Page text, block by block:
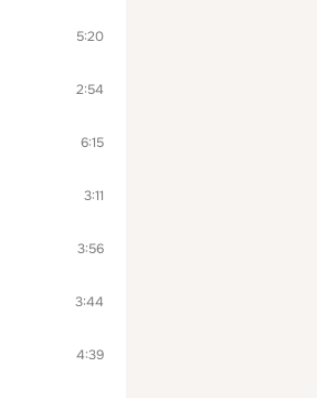
5:20
2:54
6:15
3:11
3:56
3:44
4:39